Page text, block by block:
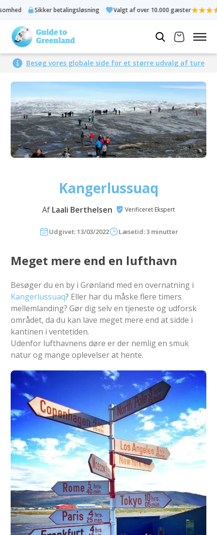
Sikker betalingsløsning Valgt af over 10.000 gæster
Besøg vores globale side for et større udvalg af ture
Kangerlussuaq
Af Laali Berthelsen Verificeret Ekspert
Udgivet: 13/03/2022 Læsetid: 3 minutter
Meget mere end en lufthavn
Besøger du en by i Grønland med en overnatning i
Kangerlussuaq? Eller har du måske flere timers
mellemlanding? Gør dig selv en tjeneste og udforsk
området, da du kan lave meget mere end at sidde i
kantinen i ventetiden.
Udenfor lufthavnens døre er der nemlig en smuk
natur og mange oplevelser at hente.